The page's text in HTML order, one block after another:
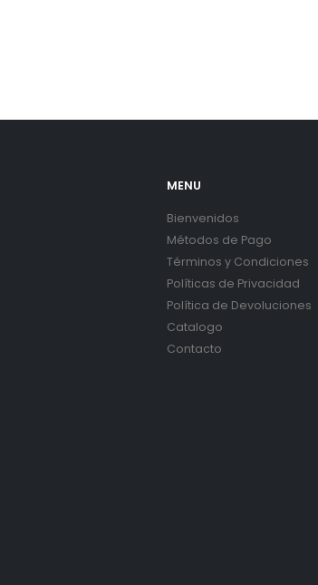
MENU
Bienvenidos
Métodos de Pago
Términos y Condiciones
Políticas de Privacidad
Política de Devoluciones
Catalogo
Contacto